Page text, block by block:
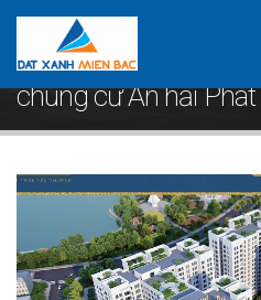
Home Dự án
chung cư An hải Phát